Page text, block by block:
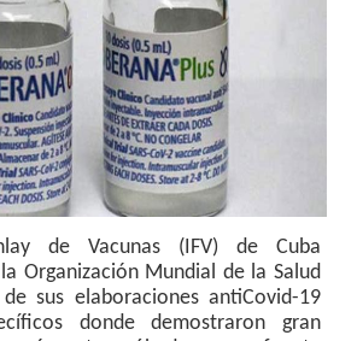
de Vacunas (IFV) de Cuba
Organización Mundial de la Salud
sus elaboraciones antiCovid-19
donde demostraron gran